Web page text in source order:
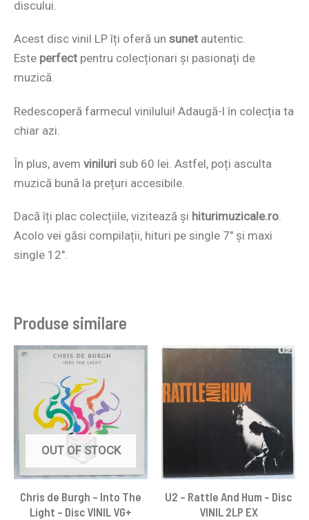
discului.
Acest disc vinil LP îți oferă un sunet autentic.
Este perfect pentru colecționari și pasionați de
muzică.
Redescoperă farmecul vinilului! Adaugă-l în colecția ta
chiar azi.
În plus, avem viniluri sub 60 lei. Astfel, poți asculta
muzică bună la prețuri accesibile.
Dacă îți plac colecțiile, vizitează și hiturimuzicale.ro
Acolo vei găsi compilații, hituri pe single 7″ și maxi
single 12″.
Produse similare
OUT OF STOCK
Chris de Burgh – Into The
Light – Disc VINIL VG+
U2 – Rattle And Hum – Disc
VINIL 2LP EX